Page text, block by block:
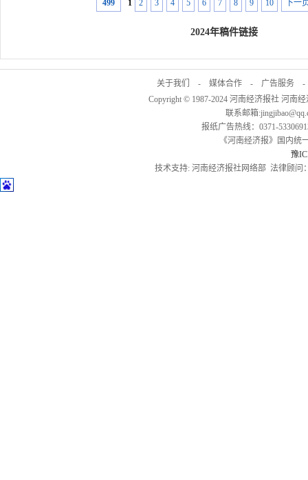
499 1 2 3 4 5 6 7 8 9 10 下一
2024年稿件链接
关于我们 - 媒体合作 - 广告服务
Copyright © 1987-2024 河南经济报社 河南
联系邮箱
报纸广告热线：0371-
《河南经济报》国内统
豫
技术支持: 河南经济报社网络部 法律顾